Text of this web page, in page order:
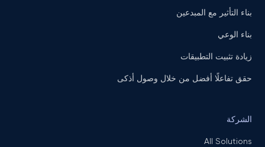
بناء التأثير مع المبدعين
بناء الوعي
زيادة تثبيت التطبيقات
حقق تفاعلًا أفضل من خلال وصول أذكى
الشركة
All Solutions